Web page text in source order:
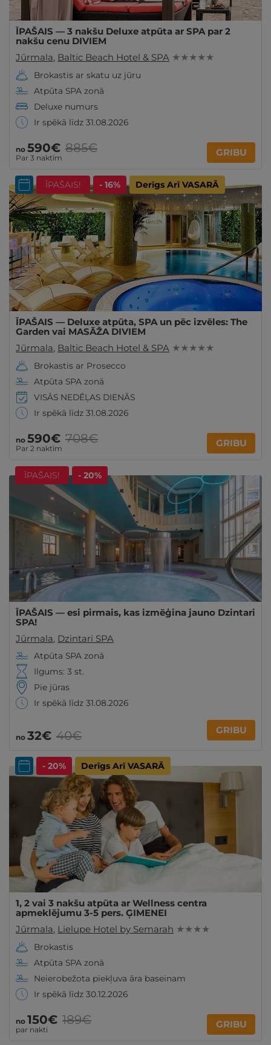
ĪPAŠAIS — 3 nakšu Deluxe atpūta ar SPA par 2
nakšu cenu DIVIEM
Jūrmala, Baltic Beach Hotel & SPA ★ ★ ★ ★ ★
Brokastis ar skatu uz jūru
Atpūta SPA zonā
Deluxe numurs
Ir spēkā līdz 31.08.2026
no 590€
Par 3 naktīm
885€ GRIBU
ĪPAŠAIS! - 16% Derīgs Arī VASARĀ
ĪPAŠAIS — Deluxe atpūta, SPA un pēc izvēles: The
Garden vai MASĀŽA DIVIEM
Jūrmala, Baltic Beach Hotel & SPA ★ ★ ★ ★ ★
Brokastis ar Prosecco
Atpūta SPA zonā
VISĀS NEDĒĻAS DIENĀS
Ir spēkā līdz 31.08.2026
no 590€
Par 2 naktīm
708€ GRIBU
ĪPAŠAIS! - 20%
ĪPAŠAIS — esi pirmais, kas izmēģina jauno Dzintari
SPA!
Jūrmala, Dzintari SPA
Atpūta SPA zonā
Ilgums: 3 st.
Pie jūras
Ir spēkā līdz 31.08.2026
no 32€ 40€ GRIBU
- 20% Derīgs Arī VASARĀ
1, 2 vai 3 nakšu atpūta ar Wellness centra
apmeklējumu 3-5 pers. ĢIMENEI
Jūrmala, Lielupe Hotel by Semarah ★ ★ ★ ★
Brokastis
Atpūta SPA zonā
Neierobežota piekļuva āra baseinam
Ir spēkā līdz 30.12.2026
no 150€
par nakti
189€ GRIBU